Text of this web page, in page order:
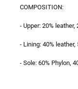
COMPOSITION:
- Upper: 20%
- Lining: 40%
- Sole: 60% Phylon,